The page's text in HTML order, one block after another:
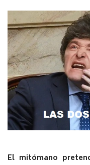
El mitómano